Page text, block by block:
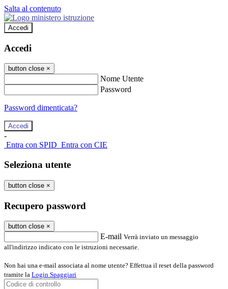
Salta al contenuto
Accedi
Accedi
button close ×
Nome Utente
Password
Password dimenticata?
-
Entra con SPID Entra con CIE
Seleziona utente
button close ×
Recupero password
button close ×
E-mail Verrà inviato un messaggio
all'indirizzo indicato con le istruzioni necessarie.
Non hai una e-mail associata al nome utente? Effettua il reset della password
tramite la Login Spaggiari